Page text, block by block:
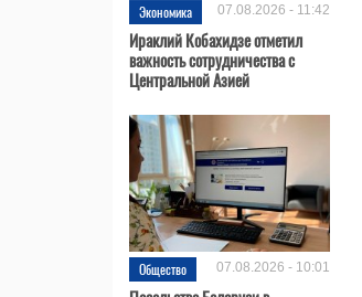
Экономика 07.08.2026 - 11:42
Ираклий Кобахидзе отметил
важность сотрудничества с
Центральной Азией
Общество 07.08.2026 - 10:01